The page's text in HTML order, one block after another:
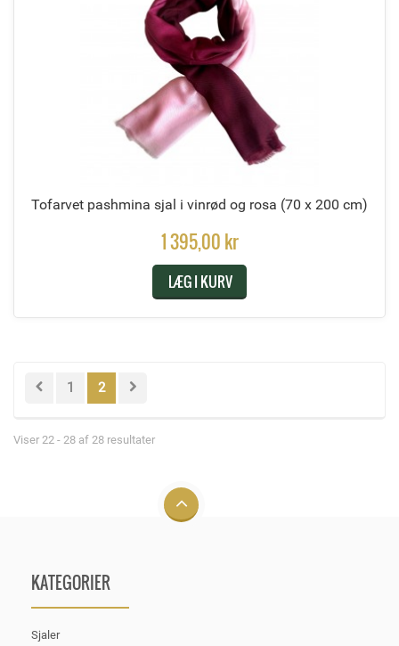
Tofarvet pashmina sjal i vinrød og rosa (70 x 200 cm)
1 395,00 kr
LÆG I KURV
1 2
Viser 22 - 28 af 28 resultater
KATEGORIER
Sjaler